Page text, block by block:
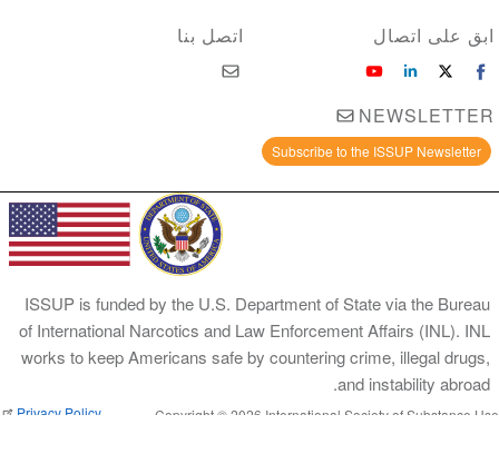
اتصل بنا ابق على اتصال
NEWSLETTER
Subscribe to the ISSUP Newsletter
ISSUP is funded by the U.S. Department of State via the Bureau
of International Narcotics and Law Enforcement Affairs (INL). INL
works to keep Americans safe by countering crime, illegal drugs,
and instability abroad.
Copyright © 2026 International Society of Substance Use
Privacy Policy